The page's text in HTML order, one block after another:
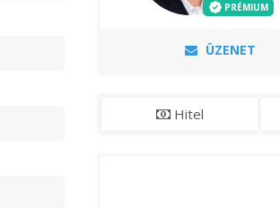
PRÉMIUM
ÜZENET
Hitel